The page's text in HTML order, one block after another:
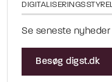
Se seneste
Besøg digst.dk